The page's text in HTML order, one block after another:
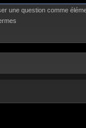
une question comme